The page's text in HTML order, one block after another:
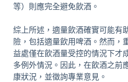
等）則應完全避免飲酒。
綜上所述，適量飲酒確實可能有
險，包括適量飲用啤酒。然而，
益處僅在飲酒量受控的情況下才
多例外情況。因此，在飲酒之前
康狀況，並徵詢專業意見。